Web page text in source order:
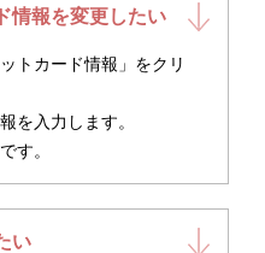
情報を変更したい
トカード情報」をクリ
を入力します。
す。
い